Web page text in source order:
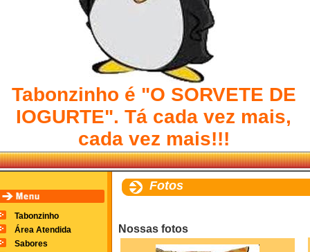
Tabonzinho é "O SORVETE DE
IOGURTE". Tá cada vez mais,
cada vez mais!!!
Tabonzinho
Área Atendida
Sabores
Fotos
Nossas fotos